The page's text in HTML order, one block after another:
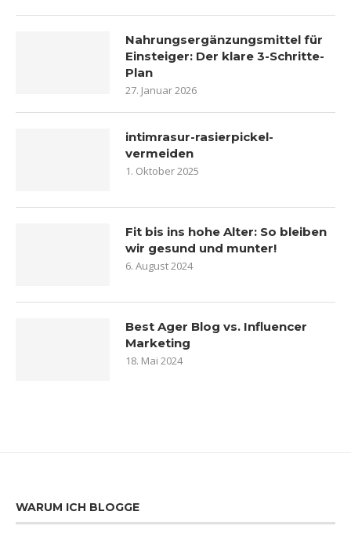
Nahrungsergänzungsmittel für
Einsteiger: Der klare 3-Schritte-
Plan
27. Januar 2026
intimrasur-rasierpickel-
vermeiden
1. Oktober 2025
Fit bis ins hohe Alter: So bleiben
wir gesund und munter!
6. August 2024
Best Ager Blog vs. Influencer
Marketing
18. Mai 2024
WARUM ICH BLOGGE